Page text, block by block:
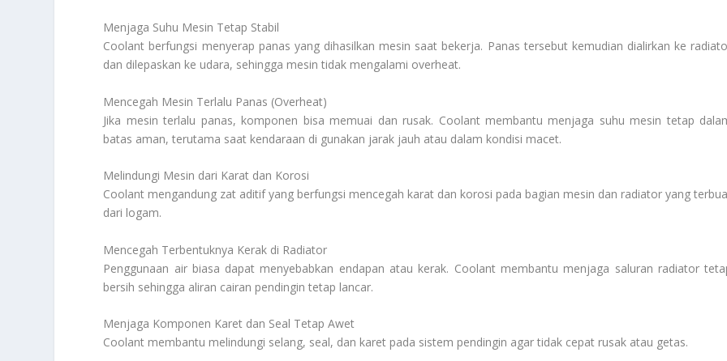
Menjaga Suhu Mesin Tetap Stabil
Coolant berfungsi menyerap panas yang dihasilkan mesin saat bekerja. Panas tersebut kemudian dialirkan ke
dan dilepaskan ke udara, sehingga mesin tidak mengalami overheat.
Mencegah Mesin Terlalu Panas (Overheat)
Jika mesin terlalu panas, komponen bisa memuai dan rusak. Coolant membantu menjaga suhu mesin tetap
batas aman, terutama saat kendaraan di gunakan jarak jauh atau dalam kondisi macet.
Melindungi Mesin dari Karat dan Korosi
Coolant mengandung zat aditif yang berfungsi mencegah karat dan korosi pada bagian mesin dan radiator yang
dari logam.
Mencegah Terbentuknya Kerak di Radiator
Penggunaan air biasa dapat menyebabkan endapan atau kerak. Coolant membantu menjaga saluran radiator
bersih sehingga aliran cairan pendingin tetap lancar.
Menjaga Komponen Karet dan Seal Tetap Awet
Coolant membantu melindungi selang, seal, dan karet pada sistem pendingin agar tidak cepat rusak atau getas.